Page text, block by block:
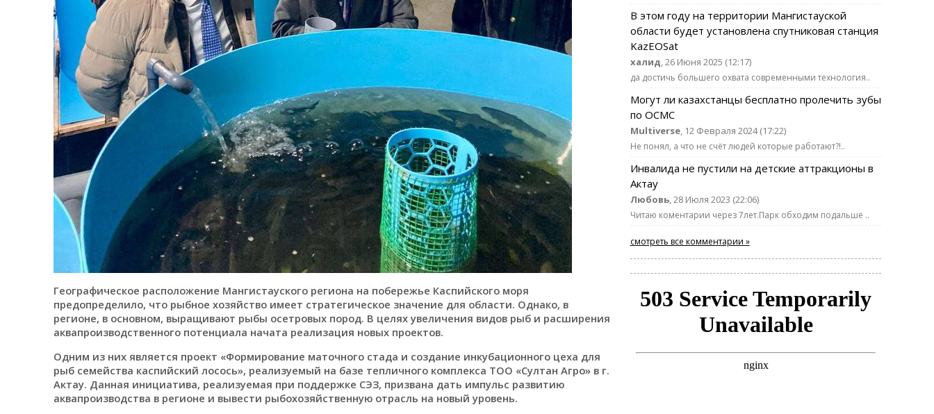
Географическое расположение Мангистауского региона на побережье Каспийского моря
предопределило, что рыбное хозяйство имеет стратегическое значение для области. Однако, в
регионе, в основном, выращивают рыбы осетровых пород. В целях увеличения видов рыб и расширения
аквапроизводственного потенциала начата реализация новых проектов.
Одним из них является проект «Формирование маточного стада и создание инкубационного цеха для
рыб семейства каспийский лосось», реализуемый на базе тепличного комплекса ТОО «Султан Агро» в г.
Актау. Данная инициатива, реализуемая при поддержке СЭЗ, призвана дать импульс развитию
аквапроизводства в регионе и вывести рыбохозяйственную отрасль на новый уровень.
В этом году на территории Мангистауской
области будет установлена спутниковая станция
KazEOSat
халид, 26 Июня 2025 (12:17)
да достичь большего охвата современными технология..
Могут ли казахстанцы бесплатно пролечить зубы
по ОСМС
Multiverse, 12 Февраля 2024 (17:22)
Не понял, а что не счёт людей которые работают?!..
Инвалида не пустили на детские аттракционы в
Актау
Любовь, 28 Июля 2023 (22:06)
Читаю коментарии через 7лет.Парк обходим подальше ..
смотреть все комментарии »